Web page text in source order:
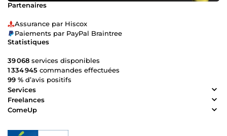
Partenaires
Assurance par Hiscox
Paiements par PayPal Braintree
Statistiques
39 068 services disponibles
1 334 945 commandes effectuées
99 % d’avis positifs
Services
Freelances
ComeUp